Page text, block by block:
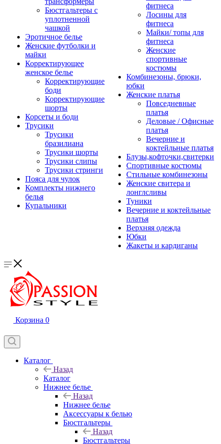
Бюстгальтеры с
уплотненной
чашкой
Эротичное белье
Женские футболки и
майки
Корректирующее
женское белье
Корректирующие
боди
Корректирующие
шорты
Корсеты и боди
Трусики
Трусики
бразилиана
Трусики шорты
Трусики слипы
Трусики стринги
Пояса для чулок
Комплекты нижнего
белья
Купальники
фитнеса
Лосины для
фитнеса
Майки/ топы для
фитнеса
Женские
спортивные
костюмы
Комбинезоны, брюки,
юбки
Женские платья
Повседневные
платья
Деловые / Офисные
платья
Вечерние и
коктейльные платья
Блузы,кофточки,свитерки
Спортивные костюмы
Стильные комбинезоны
Женские свитера и
лонглсливы
Туники
Вечерние и коктейльные
платья
Верхняя одежда
Юбки
Жакеты и кардиганы
Корзина 0
Каталог
Назад
Каталог
Нижнее белье
Назад
Нижнее белье
Аксессуары к белью
Бюстгальтеры
Назад
Бюстгальтеры